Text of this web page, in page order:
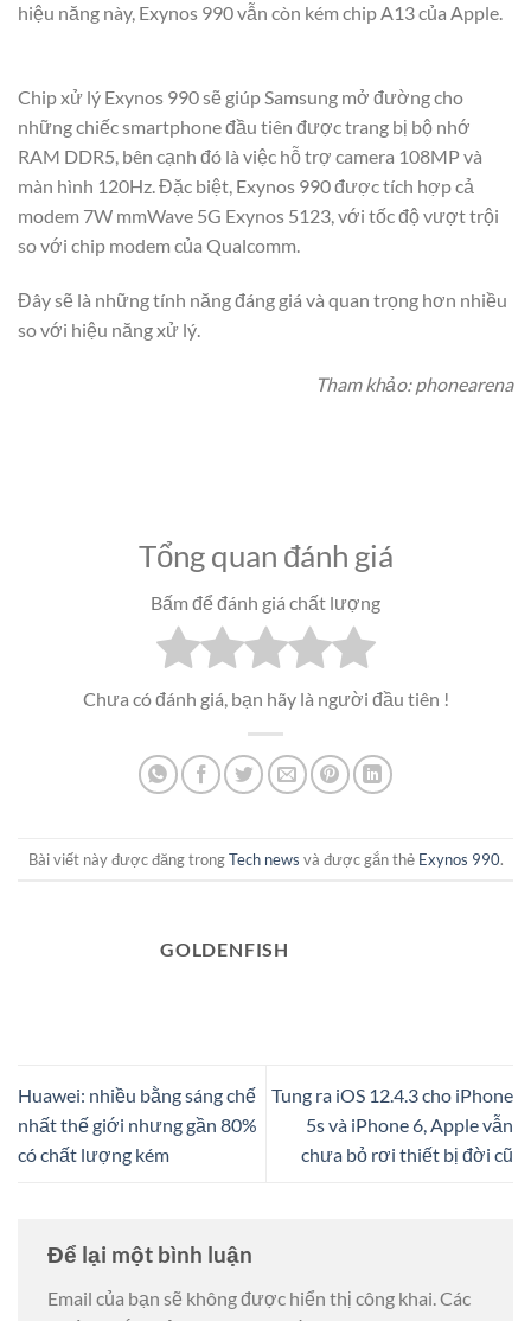
hiệu năng này, Exynos 990 vẫn còn kém chip A13 của Apple.
Chip xử lý Exynos 990 sẽ giúp Samsung mở đường cho
những chiếc smartphone đầu tiên được trang bị bộ nhớ
RAM DDR5, bên cạnh đó là việc hỗ trợ camera 108MP và
màn hình 120Hz. Đặc biệt, Exynos 990 được tích hợp cả
modem 7W mmWave 5G Exynos 5123, với tốc độ vượt trội
so với chip modem của Qualcomm.
Đây sẽ là những tính năng đáng giá và quan trọng hơn nhiều
so với hiệu năng xử lý.
Tham khảo: phonearena
Tổng quan đánh giá
Bấm để đánh giá chất lượng
Chưa có đánh giá, bạn hãy là người đầu tiên !
Bài viết này được đăng trongTech news và được gắn thẻ Exynos 990.
GOLDENFISH
Huawei: nhiều bằng sáng chế
nhất thế giới nhưng gần 80%
có chất lượng kém
Tung ra iOS 12.4.3 cho iPhone
5s và iPhone 6, Apple vẫn
chưa bỏ rơi thiết bị đời cũ
Để lại một bình luận
Email của bạn sẽ không được hiển thị công khai.Các